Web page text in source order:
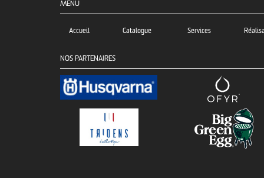
MENU
Accueil Catalogue Services
NOS PARTENAIRES